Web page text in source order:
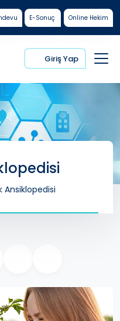
E-Sonuç Online Hekim
Giriş Yap
Ansiklopedisi